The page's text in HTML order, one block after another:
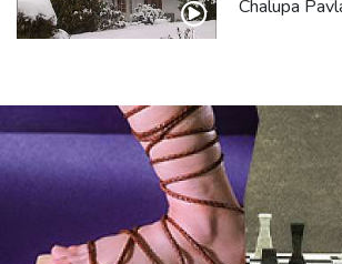
Chalupa